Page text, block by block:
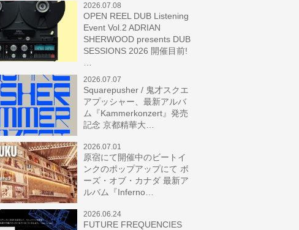
2026.07.08
OPEN REEL DUB Listening
Event Vol.2 ADRIAN
SHERWOOD presents DUB
SESSIONS 2026 開催目前!
2026.07.07
Squarepusher / 鬼才スクエ
アプッシャー、最新アルバ
ム『Kammerkonzert』発売
記念 京都精華大…
2026.07.01
原宿にて開催中のビートイ
ンクのポップアップにて ボ
ーズ・オブ・カナダ 最新ア
ルバム『Inferno…
2026.06.24
FUTURE FREQUENCIES